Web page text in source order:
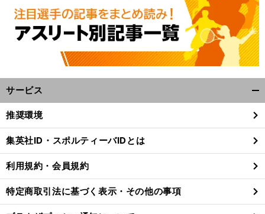
サービス
閉
る
推奨環境
集英社ID・スポルティーバIDとは
利用規約・会員規約
特定商取引法に基づく表示・その他の事項